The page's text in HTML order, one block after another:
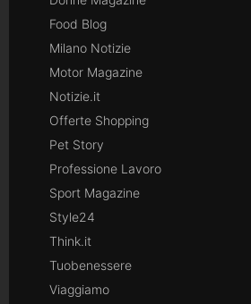
Food Blog
Milano Notizie
Motor Magazine
Notizie.it
Offerte Shopping
Pet Story
Professione Lavoro
Sport Magazine
Style24
Think.it
Tuobenessere
Viaggiamo